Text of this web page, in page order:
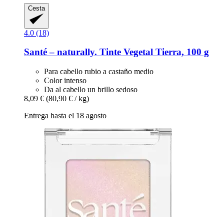
Cesta
4.0 (18)
Santé – naturally. Tinte Vegetal Tierra, 100 g
Para cabello rubio a castaño medio
Color intenso
Da al cabello un brillo sedoso
8,09 € (80,90 € / kg)
Entrega hasta el 18 agosto